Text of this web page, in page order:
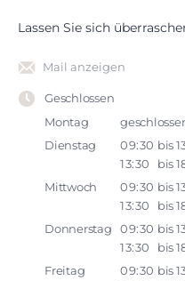
Lassen Sie sich
Mail anzeigen
Geschlossen
Montag
Dienstag
09:30 bis
13:30
bis
Mittwoch
09:30 bis
13:30
bis
Donnerstag
09:30 bis
13:30
bis
Freitag
09:30 bis